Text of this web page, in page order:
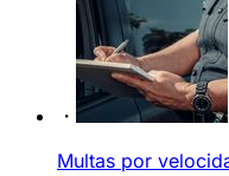
Multas por